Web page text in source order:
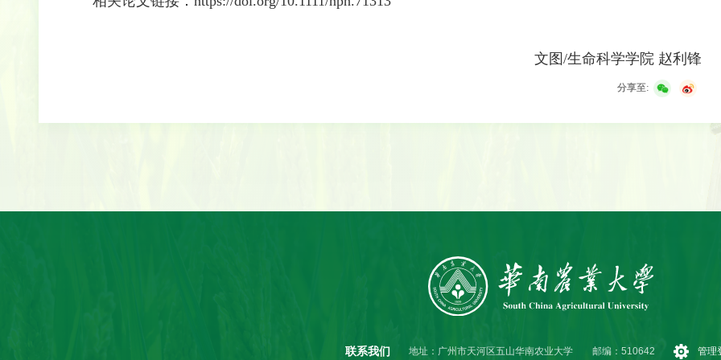
文图/生命科学学院 赵利锋
分享至:
联系我们 地址：广州市天河区五山华南农业大学 邮编：510642 管理